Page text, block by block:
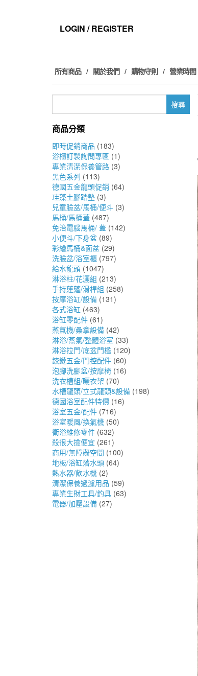
LOGIN / REGISTER
所有商品 關於我們 購物守則 營業時間
鍵
商品分類
即時促銷商品 (183)
浴櫃訂製詢問專區 (1)
專業清潔保養管路 (3)
黑色系列 (113)
德國五金龍頭促銷 (64)
珪藻土腳踏墊 (3)
兒童臉盆/馬桶/便斗 (3)
馬桶/馬桶蓋 (487)
免治電腦馬桶/ 蓋 (142)
小便斗/下身盆 (89)
彩繪馬桶&面盆 (29)
洗臉盆/浴室櫃 (797)
給水龍頭 (1047)
淋浴柱/花灑組 (213)
手持蓮蓬/滑桿組 (258)
按摩浴缸/設備 (131)
各式浴缸 (463)
浴缸零配件 (61)
蒸氣機/桑拿設備 (42)
淋浴/蒸氣/整體浴室 (33)
淋浴拉門/底盆門檻 (120)
鉸鏈五金/門控配件 (60)
泡腳洗腳盆/按摩椅 (16)
洗衣槽組/曬衣架 (70)
水槽龍頭/立式龍頭&設備 (198)
德國浴室配件特價 (16)
浴室五金/配件 (716)
浴室暖風/換氣機 (50)
衛浴維修零件 (632)
殺很大撿便宜 (261)
商用/無障礙空間 (100)
地板/浴缸落水頭 (64)
熱水器/飲水機 (2)
清潔保養過濾用品 (59)
專業生財工具/釣具 (63)
電器/加壓設備 (27)